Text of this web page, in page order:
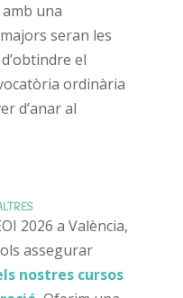
una
seran les
el
ordinària
d’anar al
2026 a València,
assegurar
nostres cursos